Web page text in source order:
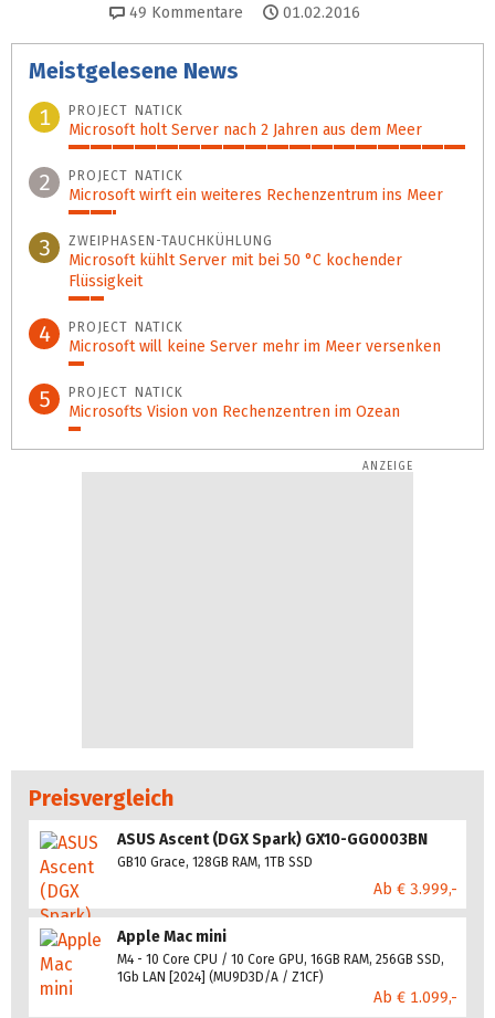
49 Kommentare 01.02.2016
Meistgelesene News
1
PROJECT NATICK
Microsoft holt Server nach 2 Jahren aus dem Meer
100%
2 PROJECT NATICK
Microsoft wirft ein weiteres Rechenzentrum ins Meer
12%
3 ZWEIPHASEN-TAUCHKÜHLUNG
Microsoft kühlt Server mit bei 50 °C kochender
Flüssigkeit
9%
4 PROJECT NATICK
Microsoft will keine Server mehr im Meer versenken
4%
5 PROJECT NATICK
Microsofts Vision von Rechenzentren im Ozean
3%
Preisvergleich
ASUS Ascent (DGX Spark) GX10-GG0003BN
GB10 Grace, 128GB RAM, 1TB SSD
Ab € 3.999,-
Apple Mac mini
M4 - 10 Core CPU / 10 Core GPU, 16GB RAM, 256GB SSD,
1Gb LAN [2024] (MU9D3D/A / Z1CF)
Ab € 1.099,-